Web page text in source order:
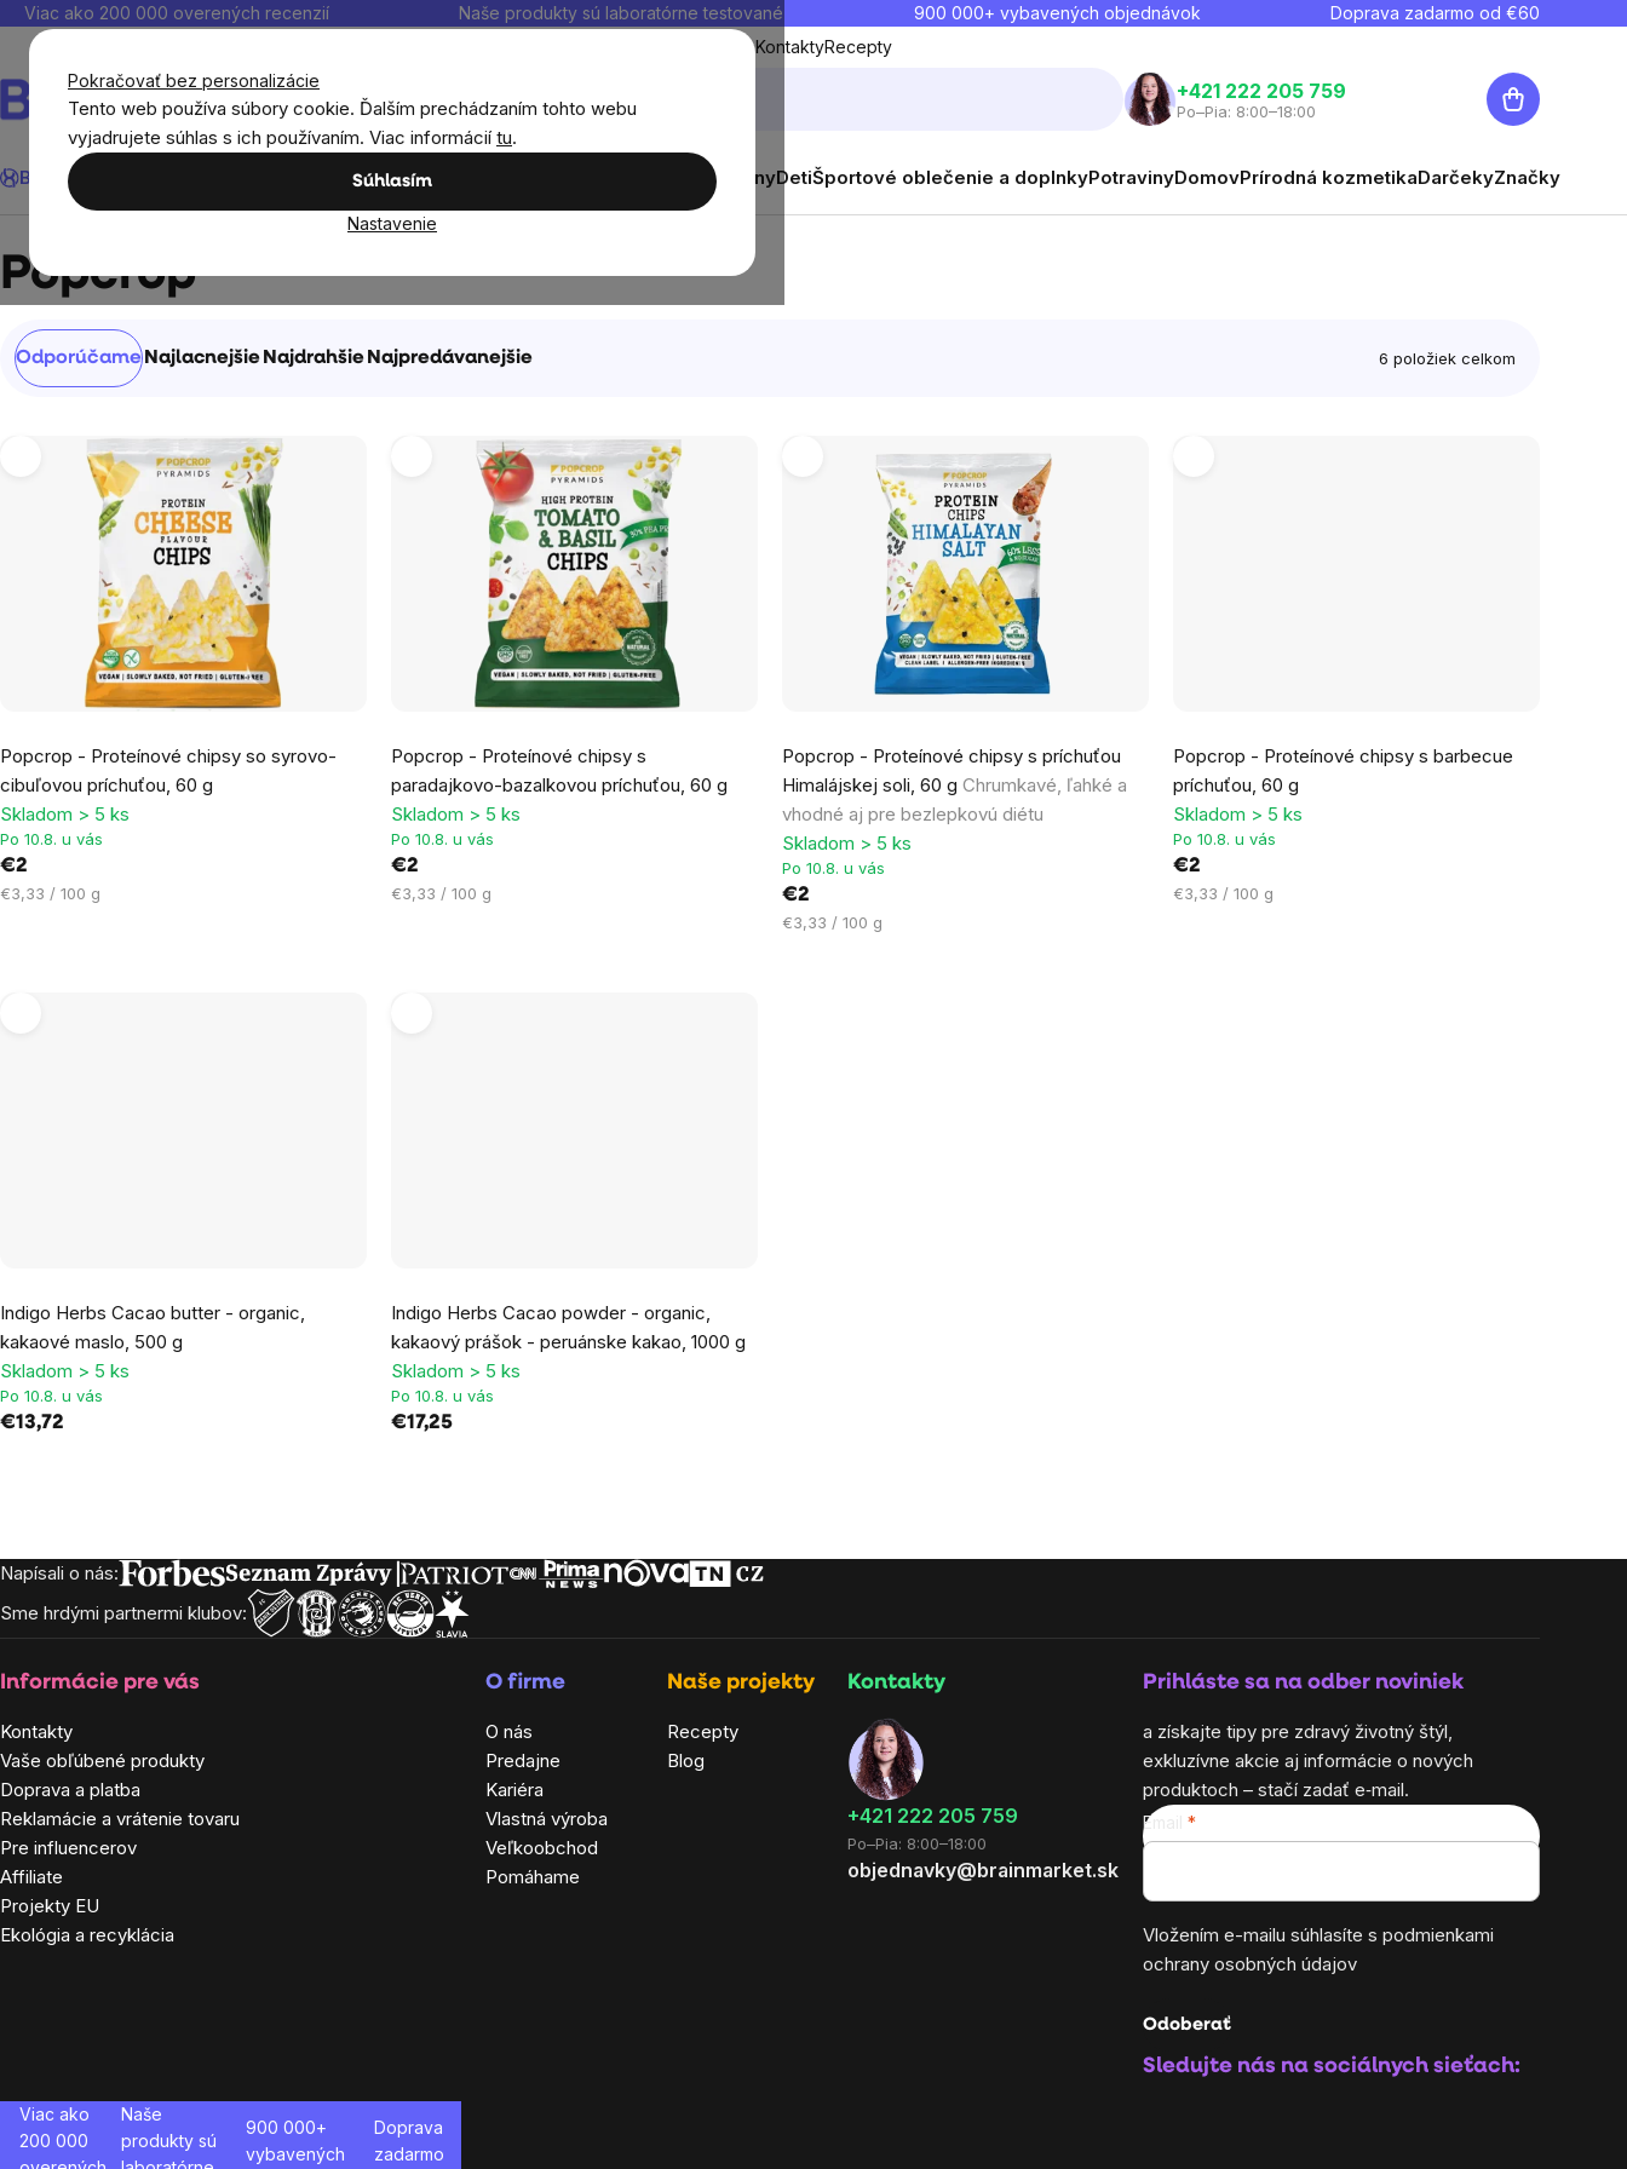
Pokračovať bez personalizácie
Tento web používa súbory cookie. Ďalším prechádzaním tohto webu
vyjadrujete súhlas s ich používaním. Viac informácií tu.
Súhlasím
Nastavenie
PrejsťViac ako 200 000 overených recenzií Naše produkty sú laboratórne testované 900 000+ vybavených objednávok Doprava zadarmo od €60
Doprava a platbaKontaktyRecepty
Hľadať
+421 222 205 759
Po–Pia: 8:00–18:00
Nákupný
košík
BrainMax® Výživové doplnky Muži ŽenyDetiŠportové oblečenie a doplnkyPotravinyDomovPrírodná kozmetikaDarčekyZnačky
Popcrop
Popcrop
Radenie
produktov
Odporúčame Najlacnejšie Najdrahšie Najpredávanejšie 6 položiek celkom
produktov
Popcrop - Proteínové chipsy so syrovo-
cibuľovou príchuťou, 60 g
Skladom > 5 ks
Po 10.8. u vás
€2
Jednotková
€3,33 / 100 g
Popcrop - Proteínové chipsy s
paradajkovo-bazalkovou príchuťou, 60 g
Skladom > 5 ks
Po 10.8. u vás
€2
Jednotková
€3,33 / 100 g
Popcrop - Proteínové chipsy s príchuťou
Himalájskej soli, 60 g Chrumkavé, ľahké a
vhodné aj pre bezlepkovú diétu
Skladom > 5 ks
Po 10.8. u vás
€2
Jednotková
€3,33 / 100 g
Popcrop - Proteínové chipsy s barbecue
príchuťou, 60 g
Skladom > 5 ks
Po 10.8. u vás
€2
Jednotková
€3,33 / 100 g
Indigo Herbs Cacao butter - organic,
kakaové maslo, 500 g
Skladom > 5 ks
Po 10.8. u vás
€13,72
Indigo Herbs Cacao powder - organic,
kakaový prášok - peruánske kakao, 1000 g
Skladom > 5 ks
Po 10.8. u vás
€17,25
prvky
Zápätie
Napísali o nás:
Sme hrdými partnermi klubov:
Informácie pre vás
Kontakty
Vaše obľúbené produkty
Doprava a platba
Reklamácie a vrátenie tovaru
Pre influencerov
Affiliate
Projekty EU
Ekológia a recyklácia
O firme
O nás
Predajne
Kariéra
Vlastná výroba
Veľkoobchod
Pomáhame
Naše projekty
Recepty
Blog
Kontakty
+421 222 205 759
Po–Pia: 8:00–18:00
objednavky@brainmarket.sk
Prihláste sa na odber noviniek
a získajte tipy pre zdravý životný štýl,
exkluzívne akcie aj informácie o nových
produktoch – stačí zadať e‑mail.
Email
Vložením e-mailu súhlasíte s podmienkami
ochrany osobných údajov
Odoberať
Sledujte nás na sociálnych sieťach:
Viac ako
200 000
Naše
produkty sú
900 000+
vybavených
Doprava
zadarmo